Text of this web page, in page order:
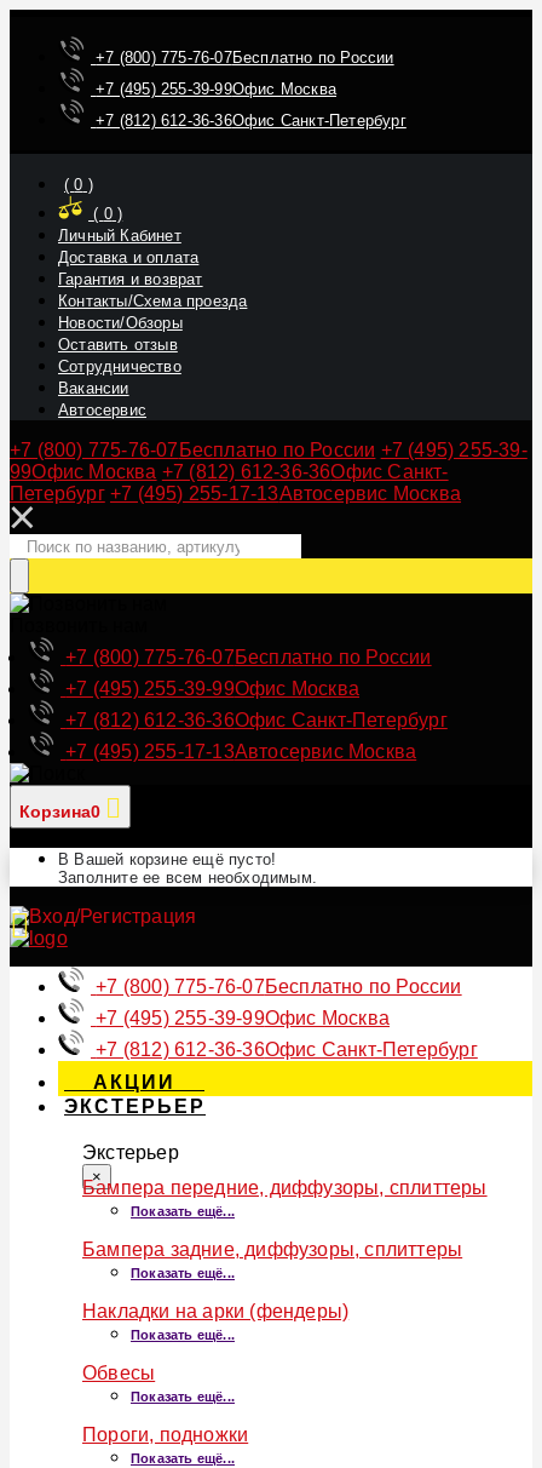
+7 (800) 775-76-07Бесплатно по России
+7 (495) 255-39-99Офис Москва
+7 (812) 612-36-36Офис Санкт-Петербург
(0 )
( 0)
Личный Кабинет
Доставка и оплата
Гарантия и возврат
Контакты/Схема проезда
Новости/Обзоры
Оставить отзыв
Сотрудничество
Вакансии
Автосервис
+7 (800) 775-76-07 Бесплатно по России +7 (495) 255-39-
99Офис Москва +7 (812) 612-36-36Офис Санкт-
Петербург +7 (495) 255-17-13Автосервис Москва
+7 (800) 775-76-07Бесплатно по России
+7 (495) 255-39-99Офис Москва
+7 (812) 612-36-36Офис Санкт-Петербург
+7 (495) 255-17-13Автосервис Москва
Корзина0
В Вашей корзине ещё пусто!
Заполните ее всем необходимым.
+7 (800) 775-76-07Бесплатно по России
+7 (495) 255-39-99Офис Москва
+7 (812) 612-36-36Офис Санкт-Петербург
АКЦИИ
ЭКСТЕРЬЕР
Экстерьер
×
Бампера передние, диффузоры, сплиттеры
Показать ещё...
Бампера задние, диффузоры, сплиттеры
Показать ещё...
Накладки на арки (фендеры)
Показать ещё...
Обвесы
Показать ещё...
Пороги, подножки
Показать ещё...